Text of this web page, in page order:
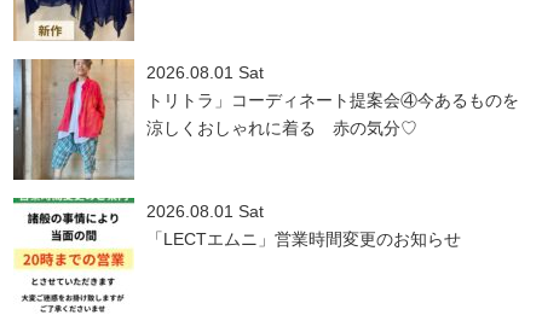
2026.08.01 Sat
トリトラ」コーディネート提案会④今あるものを
涼しくおしゃれに着る 赤の気分♡
2026.08.01 Sat
「LECTエムニ」営業時間変更のお知らせ